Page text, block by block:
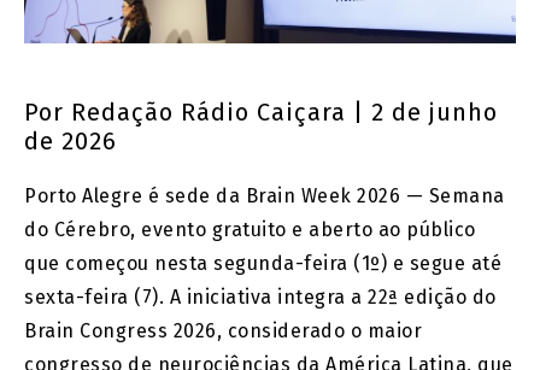
Por Redação Rádio Caiçara | 2 de junho
de 2026
Porto Alegre é sede da Brain Week 2026 — Semana
do Cérebro, evento gratuito e aberto ao público
que começou nesta segunda-feira (1º) e segue até
sexta-feira (7). A iniciativa integra a 22ª edição do
Brain Congress 2026, considerado o maior
congresso de neurociências da América Latina, que